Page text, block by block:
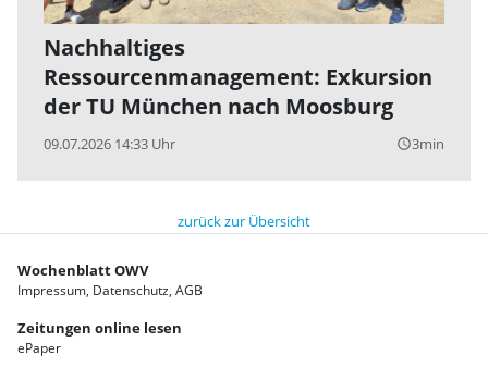
Nachhaltiges
Ressourcenmanagement: Exkursion
der TU München nach Moosburg
09.07.2026 14:33 Uhr query_builder3min
zurück zur Übersicht
Wochenblatt OWV
Impressum Datenschutz AGB
Zeitungen online lesen
ePaper